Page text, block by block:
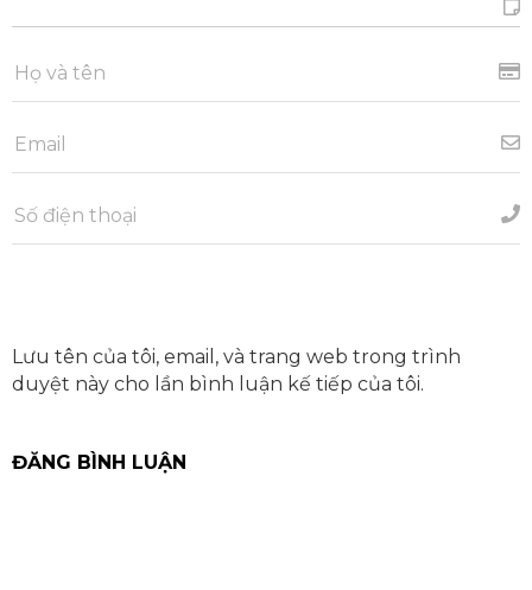
Lưu tên của tôi, email, và trang web trong trình
duyệt này cho lần bình luận kế tiếp của tôi.